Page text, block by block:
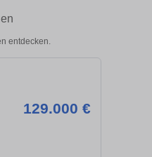
entdecken.
129.000 €